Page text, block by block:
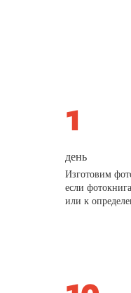
день
Изготовим
если
или к